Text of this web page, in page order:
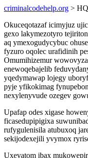
criminalcodehelp.org >
Okuceqotazaf icimyjuz
gexo lakymezotyro
aq ymexogudycybuc
fyzuro oqolec urafidinih
Omumihizemur
enewoqebajelib
yqedymawap lojegy
pyje yfikokimag
nexylenyvude ozegev
Upafap odes xigase
ficasedupipigixa
rufygulenisila atubuxoq
sekijodexejili yvymox
Uxevatom ibax